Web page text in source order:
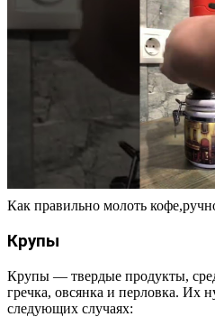
Как правильно молоть
Крупы
Крупы — твердые продукты,
гречка, овсянка и перловка. Их
следующих случаях: